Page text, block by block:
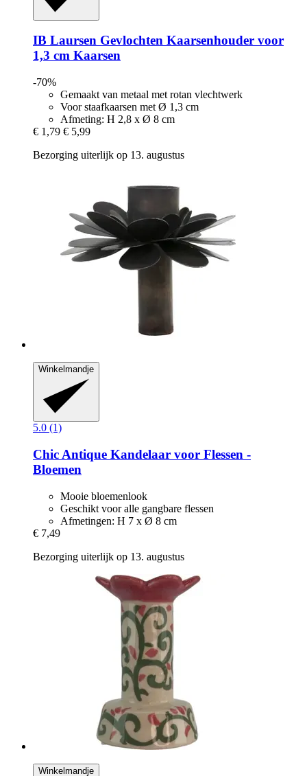
IB Laursen Gevlochten Kaarsenhouder voor
1,3 cm Kaarsen
-70%
Gemaakt van metaal met rotan vlechtwerk
Voor staafkaarsen met Ø 1,3 cm
Afmeting: H 2,8 x Ø 8 cm
€ 1,79 € 5,99
Bezorging uiterlijk op 13. augustus
Winkelmandje
5.0 (1)
Chic Antique Kandelaar voor Flessen -​
Bloemen
Mooie bloemenlook
Geschikt voor alle gangbare flessen
Afmetingen: H 7 x Ø 8 cm
€ 7,49
Bezorging uiterlijk op 13. augustus
Winkelmandje